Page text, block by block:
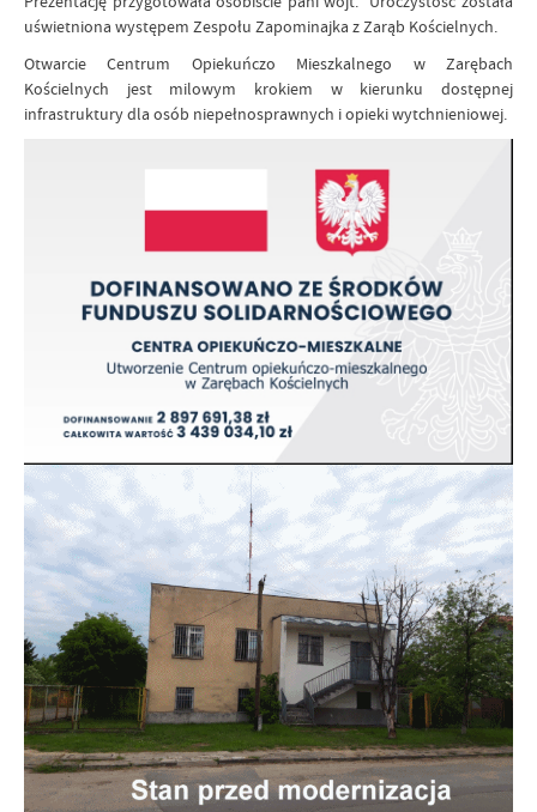
uświetniona występem Zespołu Zapominajka z Zarąb Kościelnych.
Otwarcie Centrum Opiekuńczo Mieszkalnego w Zarębach
Kościelnych jest milowym krokiem w kierunku dostępnej
infrastruktury dla osób niepełnosprawnych i opieki wytchnieniowej.